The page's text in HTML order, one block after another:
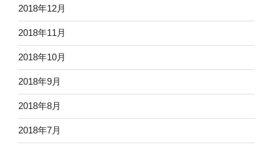
2018年12月
2018年11月
2018年10月
2018年9月
2018年8月
2018年7月